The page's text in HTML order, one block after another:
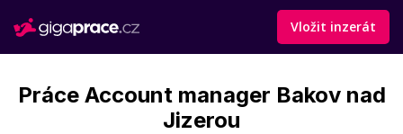
Vložit inzerát
Práce Account manager Bakov nad
Jizerou